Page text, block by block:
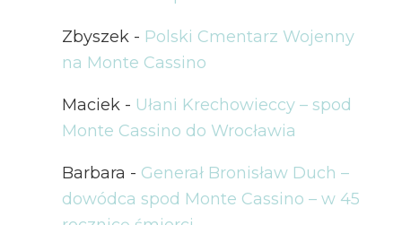
Zbyszek - Polski Cmentarz Wojenny
na Monte Cassino
Maciek - Ułani Krechowieccy – spod
Monte Cassino do Wrocławia
Barbara - Generał Bronisław Duch –
dowódca spod Monte Cassino – w 45